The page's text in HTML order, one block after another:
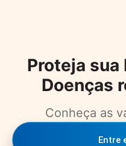
Proteja sua
Doenças
Conheça as
Entre